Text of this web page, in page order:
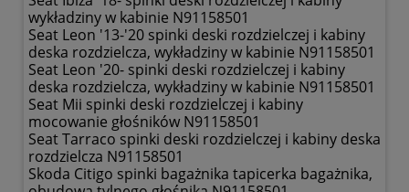
wykładziny w kabinie N91158501
Seat Leon '13-'20 spinki deski rozdzielczej i kabiny
deska rozdzielcza, wykładziny w kabinie N91158501
Seat Leon '20- spinki deski rozdzielczej i kabiny
deska rozdzielcza, wykładziny w kabinie N91158501
Seat Mii spinki deski rozdzielczej i kabiny
mocowanie głośników N91158501
Seat Tarraco spinki deski rozdzielczej i kabiny deska
rozdzielcza N91158501
Skoda Citigo spinki bagażnika tapicerka bagażnika,